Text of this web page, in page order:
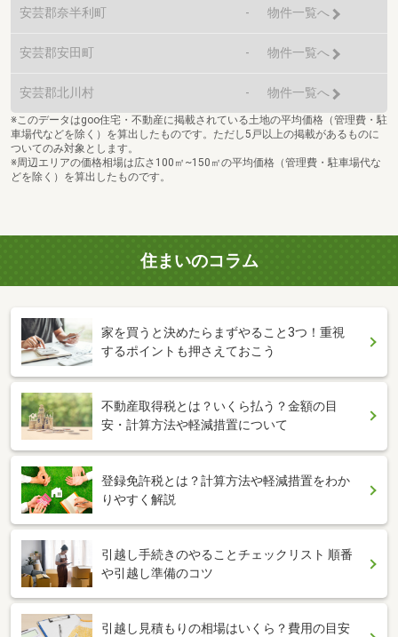
安芸郡奈半利町 - 物件一覧へ
安芸郡安田町 - 物件一覧へ
安芸郡北川村 - 物件一覧へ
※このデータはgoo住宅・不動産に掲載されている土地の平均価格（管理費・駐
車場代などを除く）を算出したものです。ただし5戸以上の掲載があるものに
ついてのみ対象とします。
※周辺エリアの価格相場は広さ100㎡~150㎡の平均価格（管理費・駐車場代な
どを除く）を算出したものです。
住まいのコラム
家を買うと決めたらまずやること3つ！重視
するポイントも押さえておこう
不動産取得税とは？いくら払う？金額の目
安・計算方法や軽減措置について
登録免許税とは？計算方法や軽減措置をわか
りやすく解説
引越し手続きのやることチェックリスト 順番
や引越し準備のコツ
引越し見積もりの相場はいくら？費用の目安